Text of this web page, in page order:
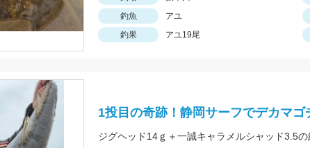
釣魚
アユ
釣果
アユ19尾
1投目の奇跡！静岡サーフでデカマゴ